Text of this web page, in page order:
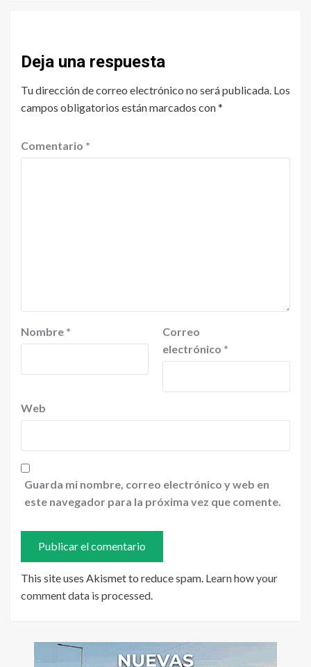
Deja una respuesta
Tu dirección de correo electrónico no será publicada. Los
campos obligatorios están marcados con*
Comentario *
Nombre *
Correo
electrónico *
Web
Guarda mi nombre, correo electrónico y web en
este navegador para la próxima vez que comente.
This site uses Akismet to reduce spam. Learn how your
comment data is processed